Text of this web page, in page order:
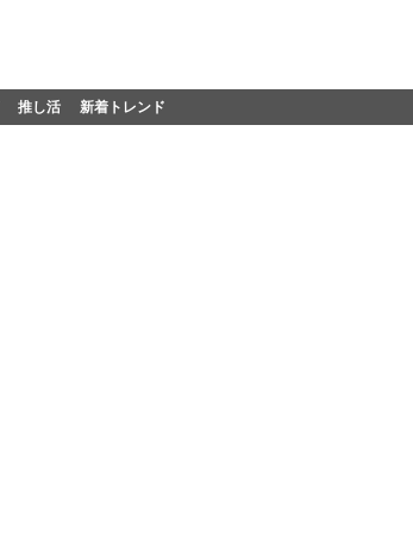
推し活 新着トレンド